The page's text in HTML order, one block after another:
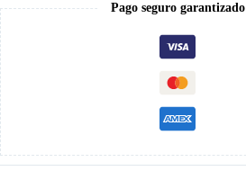
cantidad
Pago seguro garantizado